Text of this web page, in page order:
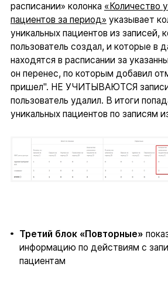
расписании» колонка «Количество
пациентов за период» указывает
уникальных пациентов из записей,
пользователь создал, и которые в
находятся в расписании за
он перенес, по которым добавил
пришел". НЕ УЧИТЫВАЮТСЯ
пользователь удалил. В итоги
уникальных пациентов по записям
Третий блок «Повторные»
информацию по действиям с
пациентам